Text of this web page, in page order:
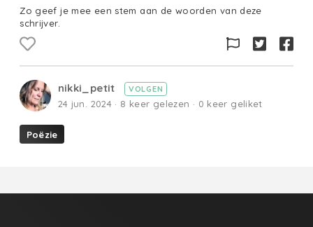
Zo geef je mee een stem aan de woorden van deze
schrijver.
nikki_petit VOLGEN
24 jun. 2024 · 8 keer gelezen · 0 keer geliket
Poëzie